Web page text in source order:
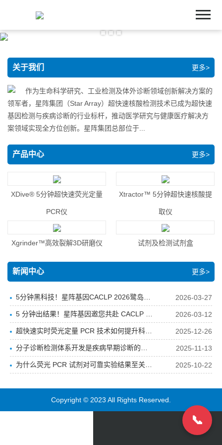
关于我们 更多>
作为生命科学研究、工业检测及体外诊断领域创新解决方案的
领军者，星阵集团（Star Array）超快速核酸检测技术已成为超快速
基因检测与疾病诊断的行业标杆，推动医学研究与健康医疗解决方
案领域实现全方位创新。星阵集团总部位于...
产品中心 更多>
XDive® 5分钟超快速荧光定量
PCR仪
Xtractor™ 5分钟超快速核酸提
取仪
Xgrinder™高效裂解3D研磨仪 试剂及检测试剂盒
新闻中心 更多>
5分钟黑科技！星阵基因CACLP 2026鹭岛完
美收官，超快速分子诊断时代已来！
2026-03-27
5 分钟出结果！星阵基因邀您共赴 CACLP 2
026，见证分子诊断新突破！
2026-03-12
超快速实时荧光定量 PCR 技术如何提升科研
效率、挽救生命？
2025-12-26
分子诊断检测体系开发是疾病早期诊断的关
键
2025-11-13
为什么荧光 PCR 试剂对可靠实验结果至关重 2025-10-22
Copyright © 2023 All Rights Reserved.
关于我们
新闻中心
客户服务